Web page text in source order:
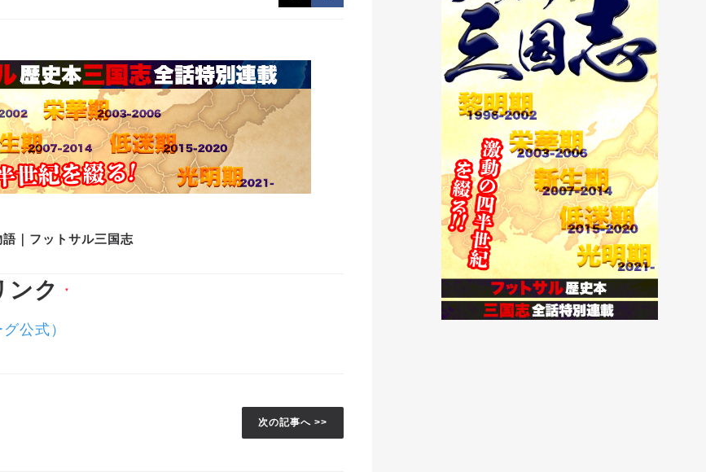
｜フットサル三国志
ンク ▼
公式）
次の記事へ >>